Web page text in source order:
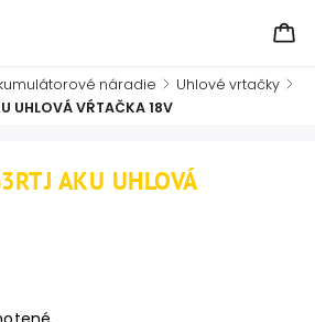
náradie / Uhlové vrtačky /
UHLOVÁ VŔTAČKA 18V
AKU UHLOVÁ